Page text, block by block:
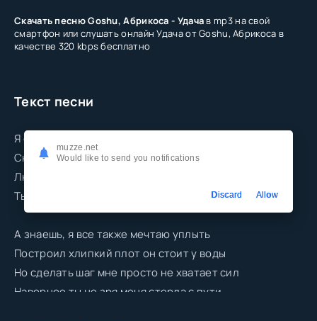
Скачать песню Goshu, Абрикоса - Удача в mp3 на свой
смартфон или слушать онлайн Удача от Goshu, Абрикоса в
качестве 320 kbps бесплатно
Текст песни
Я смотрю в твои слезы прикованно
Сколько было надежд не оправдано
Любишь ты посыпать раны солюшкой
Тыкать пальцем мне в грудь словно ножиком
А знаешь, я все также мечтаю уплыть
Построил хлипкий плот он стоит у воды
Но сделать шаг мне просто не хватает сил
Наверное ты не зря меня стерла с пути
muzze.net
Would like to send you notifications
Discard Allow